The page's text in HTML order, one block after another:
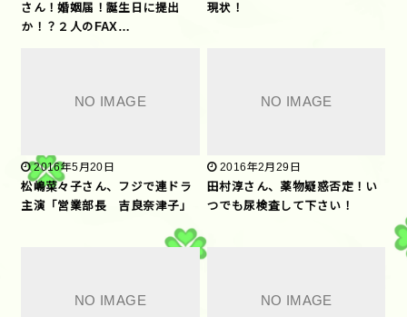
さん！婚姻届！誕生日に提出
か！？２人のFAX…
現状！
2016年5月20日
松嶋菜々子さん、フジで連ドラ
主演「営業部長 吉良奈津子」
2016年2月29日
田村淳さん、薬物疑惑否定！い
つでも尿検査して下さい！